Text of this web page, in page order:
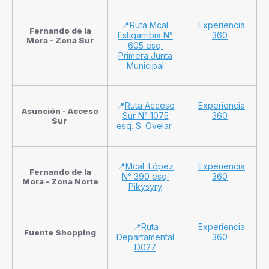
Fernando de la
Mora - Zona Sur
📍Ruta Mcal.
Estigarribia N°
605 esq.
Primera Junta
Municipal
Experiencia
360
Asunción - Acceso
Sur
📍Ruta Acceso
Sur N° 1075
esq. S. Ovelar
Experiencia
360
Fernando de la
Mora - Zona Norte
📍Mcal. López
N° 390 esq.
Pikysyry
Experiencia
360
Fuente Shopping
📍Ruta
Departamental
D027
Experiencia
360